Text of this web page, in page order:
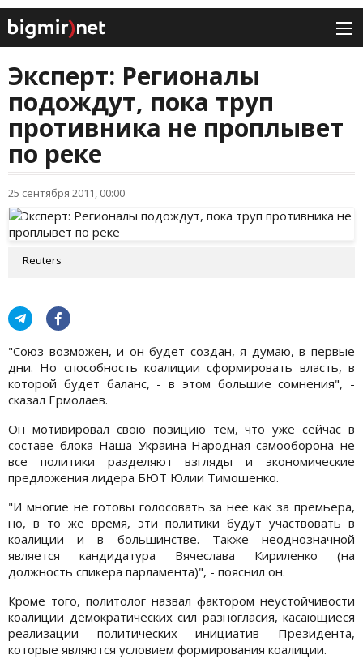
Эксперт: Регионалы
подождут, пока труп
противника не проплывет
по реке
25 сентября 2011, 00:00
Reuters
"Союз возможен, и он будет создан, я думаю, в первые
дни. Но способность коалиции сформировать власть, в
которой будет баланс, - в этом большие сомнения", -
сказал Ермолаев.
Он мотивировал свою позицию тем, что уже сейчас в
составе блока Наша Украина-Народная самооборона не
все политики разделяют взгляды и экономические
предложения лидера БЮТ Юлии Тимошенко.
"И многие не готовы голосовать за нее как за премьера,
но, в то же время, эти политики будут участвовать в
коалиции и в большинстве. Также неоднозначной
является кандидатура Вячеслава Кириленко (на
должность спикера парламента)", - пояснил он.
Кроме того, политолог назвал фактором неустойчивости
коалиции демократических сил разногласия, касающиеся
реализации политических инициатив Президента,
которые являются условием формирования коалиции.